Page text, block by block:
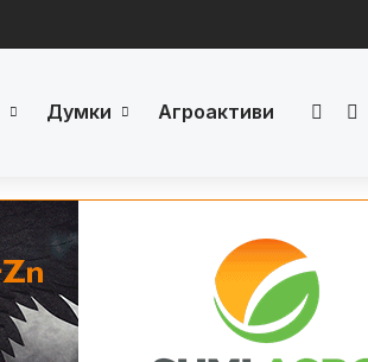
Думки Агроактиви